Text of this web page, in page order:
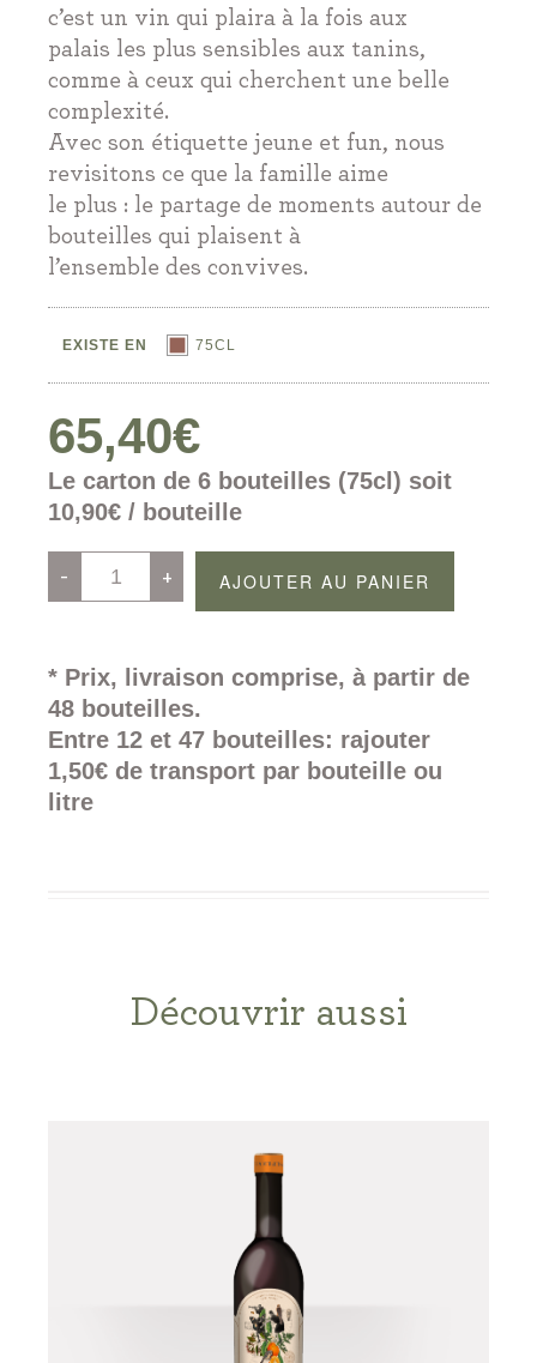
c’est un vin qui plaira à la fois aux
palais les plus sensibles aux tanins,
comme à ceux qui cherchent une belle
complexité.
Avec son étiquette jeune et fun, nous
revisitons ce que la famille aime
le plus : le partage de moments autour de
bouteilles qui plaisent à
l’ensemble des convives.
EXISTE EN 75CL
Le carton de 6 bouteilles (75cl) soit
10,90€ / bouteille
65,40€
en
famille
- + AJOUTER AU PANIER
* Prix, livraison comprise, à partir de
48 bouteilles.
Entre 12 et 47 bouteilles: rajouter
1,50€ de transport par bouteille ou
litre
Découvrir aussi